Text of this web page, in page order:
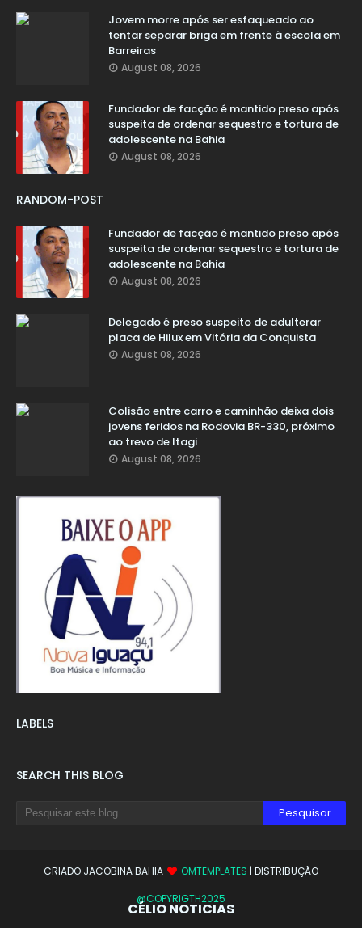
Jovem morre após ser esfaqueado ao
tentar separar briga em frente à escola em
Barreiras
August 08, 2026
Fundador de facção é mantido preso após
suspeita de ordenar sequestro e tortura de
adolescente na Bahia
August 08, 2026
RANDOM-POST
Fundador de facção é mantido preso após
suspeita de ordenar sequestro e tortura de
adolescente na Bahia
August 08, 2026
Delegado é preso suspeito de adulterar
placa de Hilux em Vitória da Conquista
August 08, 2026
Colisão entre carro e caminhão deixa dois
jovens feridos na Rodovia BR-330, próximo
ao trevo de Itagi
August 08, 2026
LABELS
SEARCH THIS BLOG
CRIADO JACOBINA BAHIA OMTEMPLATES | DISTRIBUÇÃO
@COPYRIGTH2025
CÉLIO NOTICIAS